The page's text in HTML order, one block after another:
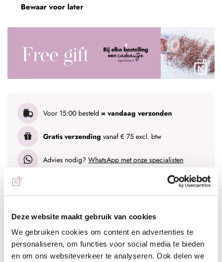
Deze website maakt gebruik van cookies
We gebruiken cookies om content en advertenties te
personaliseren, om functies voor social media te bieden
en om ons websiteverkeer te analyseren. Ook delen we
Bewaar voor later
Voor 15:00 besteld = vandaag verzonden
Gratis verzending vanaf € 75 excl. btw
Advies nodig? WhatsApp met onze specialisten
Nail Art Sticker NAS05 | Urban Nails
Deze handige sticker geven jou de mogelijkheid om snel en
gemakkelijk heel orginele art te maken. De stickers kunnen